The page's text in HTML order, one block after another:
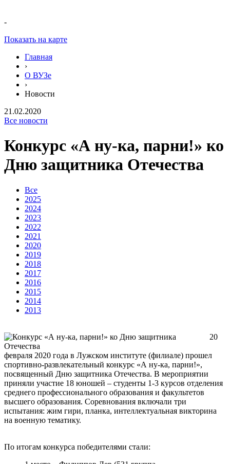
-
Показать на карте
Главная
›
О ВУЗе
›
Новости
21.02.2020
Все новости
Конкурс «А ну-ка, парни!» ко
Дню защитника Отечества
Все
2025
2024
2023
2022
2021
2020
2019
2018
2017
2016
2015
2014
2013
20
февраля 2020 года в Лужском институте (филиале) прошел
спортивно-развлекательный конкурс «А ну-ка, парни!»,
посвященный Дню защитника Отечества. В мероприятии
приняли участие 18 юношей – студенты 1-3 курсов отделения
среднего профессионального образования и факультетов
высшего образования. Соревнования включали три
испытания: жим гири, планка, интеллектуальная викторина
на военную тематику.
По итогам конкурса победителями стали: